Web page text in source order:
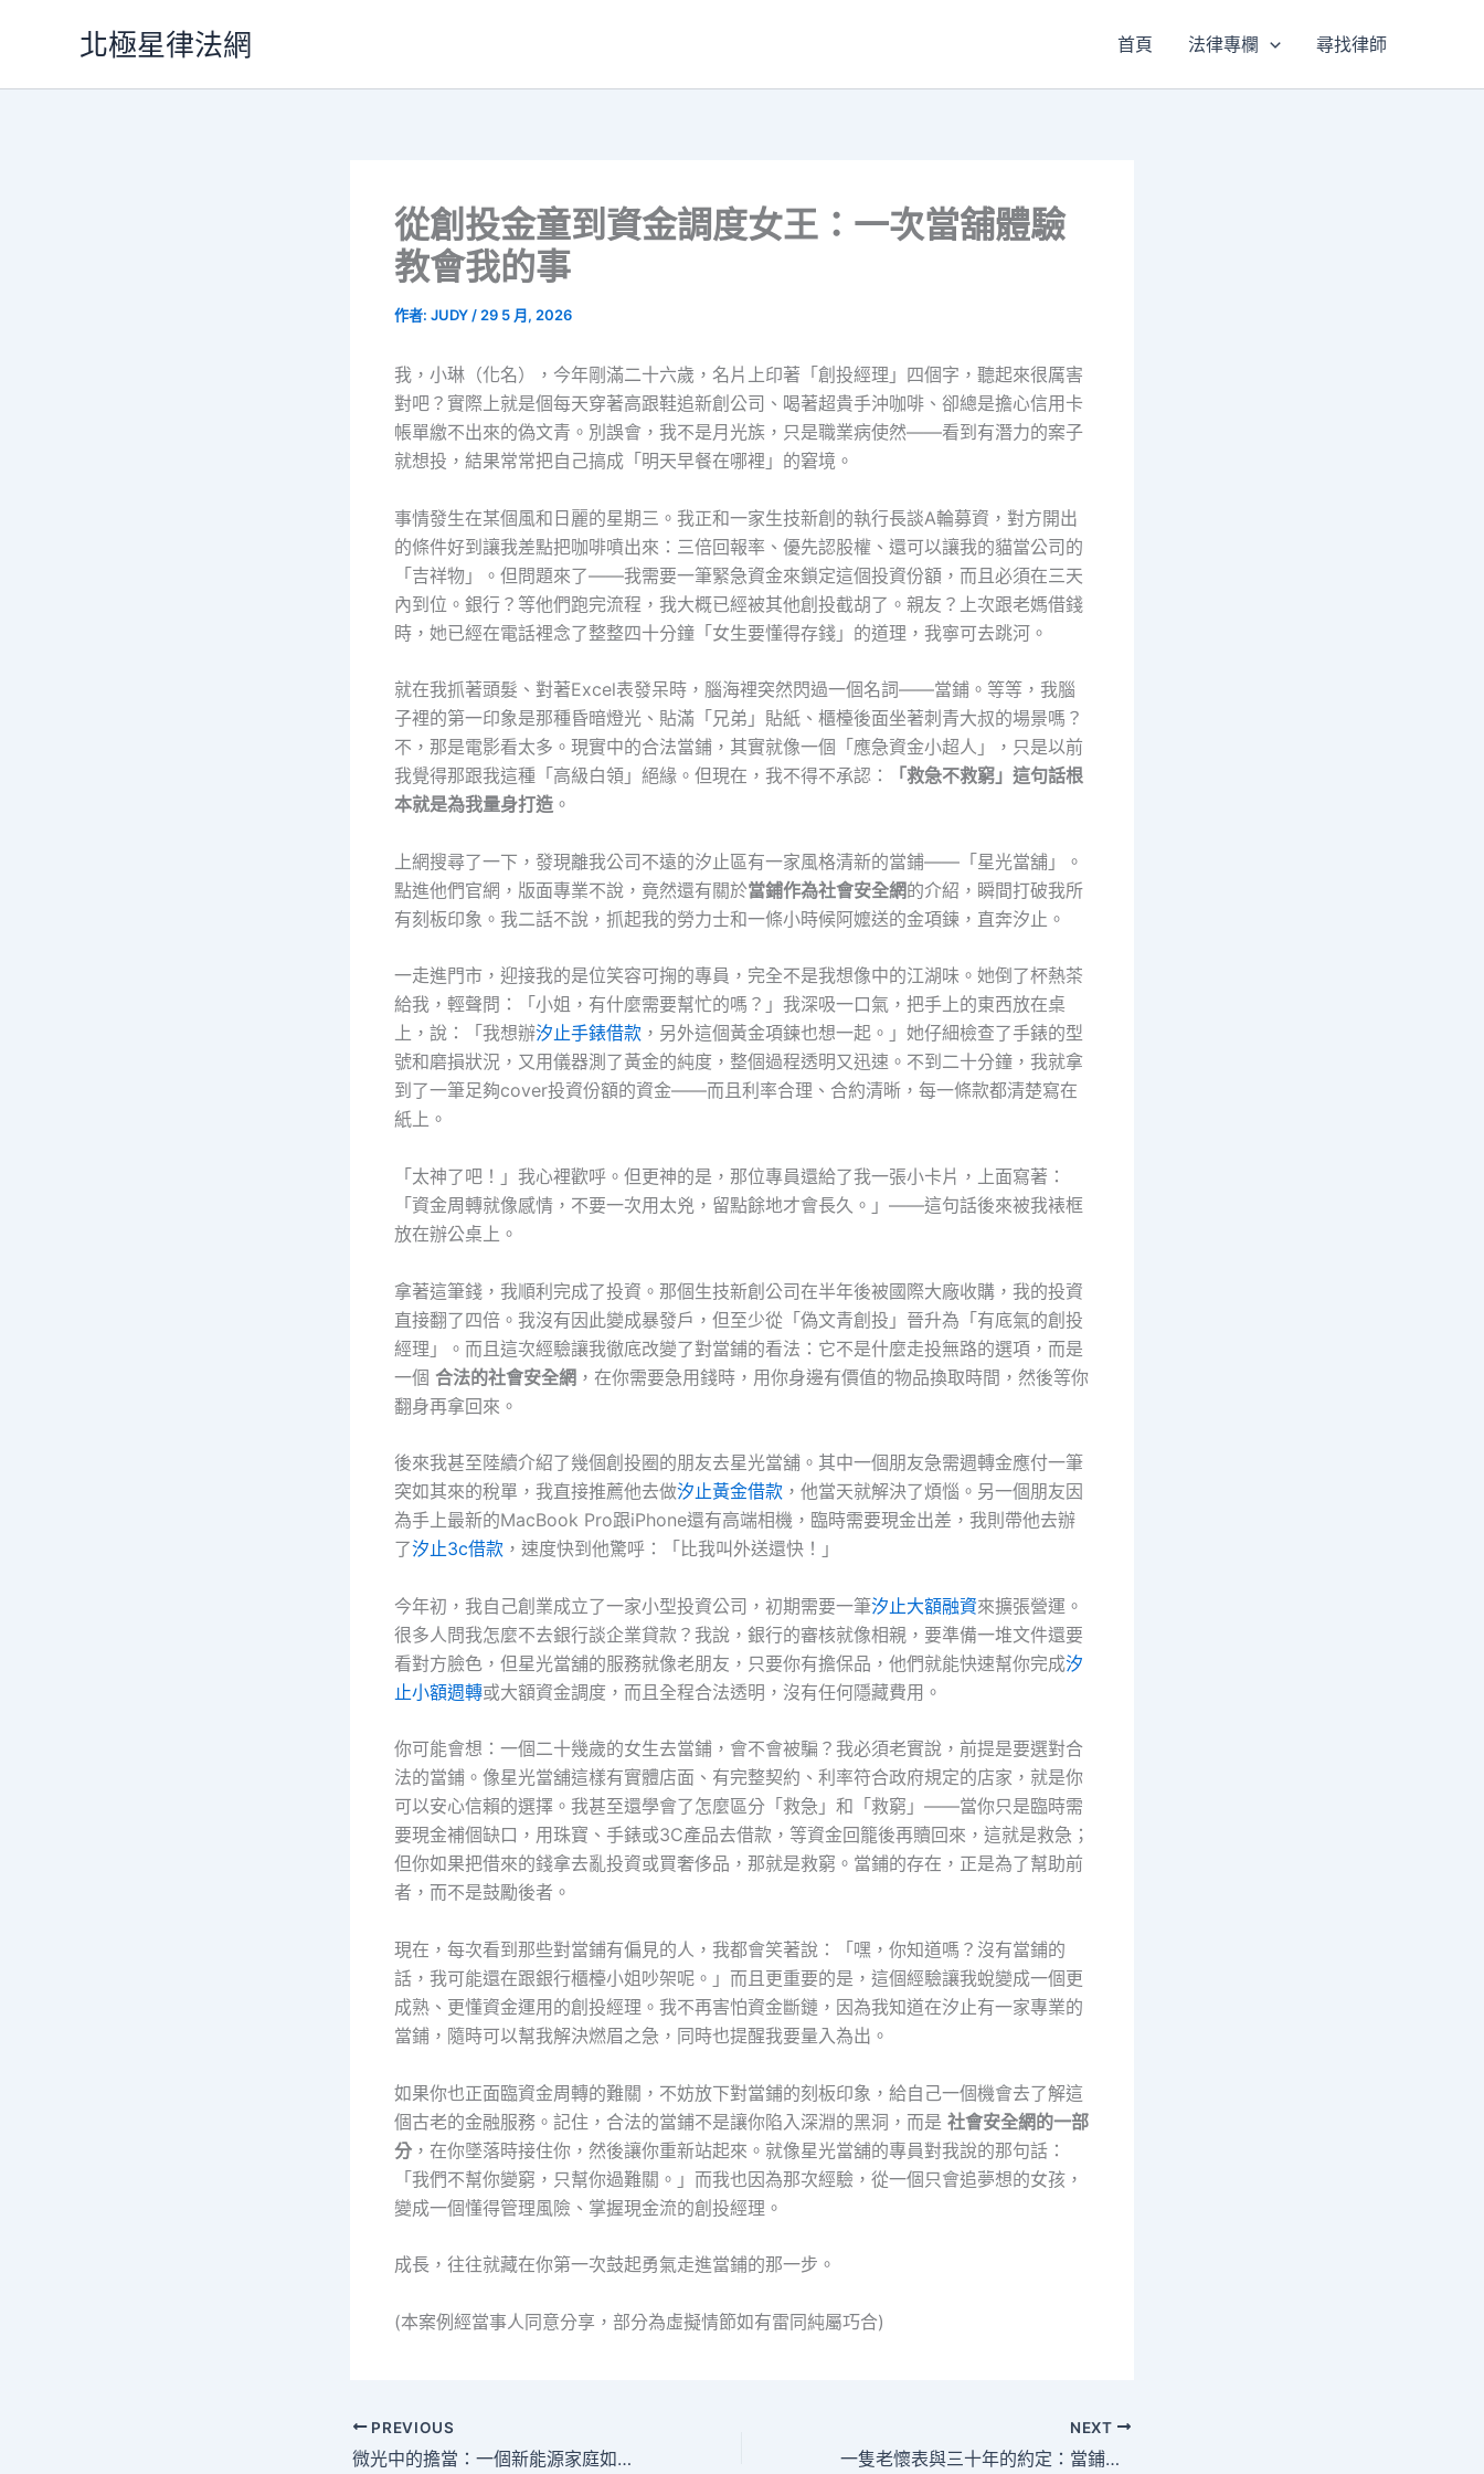
北極星律法網 首頁 法律專欄 尋找律師
從創投金童到資金調度女王：一次當舖體驗
教會我的事
作者: JUDY / 29 5 月, 2026
我，小琳（化名），今年剛滿二十六歲，名片上印著「創投經理」四個字，聽起來很厲害
對吧？實際上就是個每天穿著高跟鞋追新創公司、喝著超貴手沖咖啡、卻總是擔心信用卡
帳單繳不出來的偽文青。別誤會，我不是月光族，只是職業病使然——看到有潛力的案子
就想投，結果常常把自己搞成「明天早餐在哪裡」的窘境。
事情發生在某個風和日麗的星期三。我正和一家生技新創的執行長談A輪募資，對方開出
的條件好到讓我差點把咖啡噴出來：三倍回報率、優先認股權、還可以讓我的貓當公司的
「吉祥物」。但問題來了——我需要一筆緊急資金來鎖定這個投資份額，而且必須在三天
內到位。銀行？等他們跑完流程，我大概已經被其他創投截胡了。親友？上次跟老媽借錢
時，她已經在電話裡念了整整四十分鐘「女生要懂得存錢」的道理，我寧可去跳河。
就在我抓著頭髮、對著Excel表發呆時，腦海裡突然閃過一個名詞——當鋪。等等，我腦
子裡的第一印象是那種昏暗燈光、貼滿「兄弟」貼紙、櫃檯後面坐著刺青大叔的場景嗎？
不，那是電影看太多。現實中的合法當鋪，其實就像一個「應急資金小超人」，只是以前
我覺得那跟我這種「高級白領」絕緣。但現在，我不得不承認：
「救急不救窮」這句話根
本就是為我量身打造 。
上網搜尋了一下，發現離我公司不遠的汐止區有一家風格清新的當鋪——「星光當舖」。
點進他們官網，版面專業不說，竟然還有關於當鋪作為社會安全網的介紹，瞬間打破我所
有刻板印象。我二話不說，抓起我的勞力士和一條小時候阿嬤送的金項鍊，直奔汐止。
一走進門市，迎接我的是位笑容可掬的專員，完全不是我想像中的江湖味。她倒了杯熱茶
給我，輕聲問：「小姐，有什麼需要幫忙的嗎？」我深吸一口氣，把手上的東西放在桌
上，說：「我想辦汐止手錶借款 ，另外這個黃金項鍊也想一起。」她仔細檢查了手錶的型
號和磨損狀況，又用儀器測了黃金的純度，整個過程透明又迅速。不到二十分鐘，我就拿
到了一筆足夠cover投資份額的資金——而且利率合理、合約清晰，每一條款都清楚寫在
紙上。
「太神了吧！」我心裡歡呼。但更神的是，那位專員還給了我一張小卡片，上面寫著：
「資金周轉就像感情，不要一次用太兇，留點餘地才會長久。」——這句話後來被我裱框
放在辦公桌上。
拿著這筆錢，我順利完成了投資。那個生技新創公司在半年後被國際大廠收購，我的投資
直接翻了四倍。我沒有因此變成暴發戶，但至少從「偽文青創投」晉升為「有底氣的創投
經理」。而且這次經驗讓我徹底改變了對當鋪的看法：它不是什麼走投無路的選項，而是
一個 合法的社會安全網 ，在你需要急用錢時，用你身邊有價值的物品換取時間，然後等你
翻身再拿回來。
後來我甚至陸續介紹了幾個創投圈的朋友去星光當舖。其中一個朋友急需週轉金應付一筆
突如其來的稅單，我直接推薦他去做汐止黃金借款 ，他當天就解決了煩惱。另一個朋友因
為手上最新的MacBook Pro跟iPhone還有高端相機，臨時需要現金出差，我則帶他去辦
了汐止3c借款 ，速度快到他驚呼：「比我叫外送還快！」
今年初，我自己創業成立了一家小型投資公司，初期需要一筆汐止大額融資來擴張營運。
很多人問我怎麼不去銀行談企業貸款？我說，銀行的審核就像相親，要準備一堆文件還要
看對方臉色，但星光當舖的服務就像老朋友，只要你有擔保品，他們就能快速幫你完成汐
止小額週轉或大額資金調度，而且全程合法透明，沒有任何隱藏費用。
你可能會想：一個二十幾歲的女生去當鋪，會不會被騙？我必須老實說，前提是要選對合
法的當鋪。像星光當舖這樣有實體店面、有完整契約、利率符合政府規定的店家，就是你
可以安心信賴的選擇。我甚至還學會了怎麼區分「救急」和「救窮」——當你只是臨時需
要現金補個缺口，用珠寶、手錶或3C產品去借款，等資金回籠後再贖回來，這就是救急；
但你如果把借來的錢拿去亂投資或買奢侈品，那就是救窮。當鋪的存在，正是為了幫助前
者，而不是鼓勵後者。
現在，每次看到那些對當鋪有偏見的人，我都會笑著說：「嘿，你知道嗎？沒有當鋪的
話，我可能還在跟銀行櫃檯小姐吵架呢。」而且更重要的是，這個經驗讓我蛻變成一個更
成熟、更懂資金運用的創投經理。我不再害怕資金斷鏈，因為我知道在汐止有一家專業的
當鋪，隨時可以幫我解決燃眉之急，同時也提醒我要量入為出。
如果你也正面臨資金周轉的難關，不妨放下對當鋪的刻板印象，給自己一個機會去了解這
個古老的金融服務。記住，合法的當鋪不是讓你陷入深淵的黑洞，而是 社會安全網的一部
分 ，在你墜落時接住你，然後讓你重新站起來。就像星光當舖的專員對我說的那句話：
「我們不幫你變窮，只幫你過難關。」而我也因為那次經驗，從一個只會追夢想的女孩，
變成一個懂得管理風險、掌握現金流的創投經理。
成長，往往就藏在你第一次鼓起勇氣走進當鋪的那一步。
(本案例經當事人同意分享，部分為虛擬情節如有雷同純屬巧合)
PREVIOUS
微光中的擔當：一個新能源家庭如何借助合法當舖重燃希望
NEXT
一隻老懷表與三十年的約定：當鋪裡的人生智慧